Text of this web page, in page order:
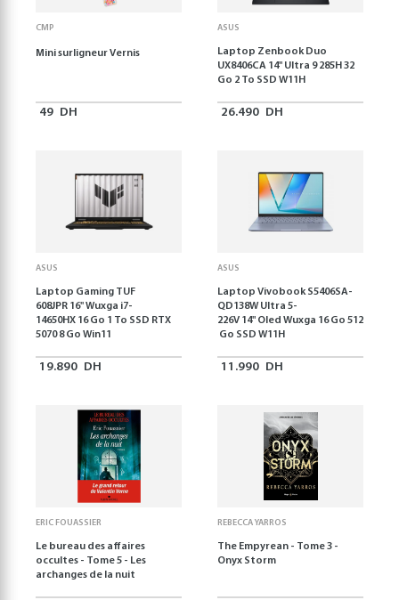
CMP
Mini surligneur Vernis
49 DH
ASUS
Laptop Zenbook Duo
UX8406CA 14'' Ultra 9 285H 32
Go 2 To SSD W11H
26.490 DH
ASUS
Laptop Gaming TUF
608JPR 16'' Wuxga i7-
14650HX 16 Go 1 To SSD RTX
5070 8 Go Win11
19.890 DH
ASUS
Laptop Vivobook S5406SA-
QD138W Ultra 5-
226V 14" Oled Wuxga 16 Go 512
Go SSD W11H
11.990 DH
ERIC FOUASSIER
Le bureau des affaires
occultes - Tome 5 - Les
archanges de la nuit
REBECCA YARROS
The Empyrean - Tome 3 -
Onyx Storm